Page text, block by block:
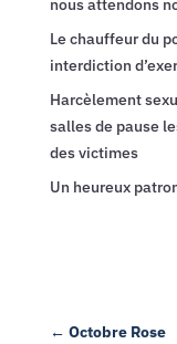
nous attendons
Le chauffeur du
interdiction
Harcèlement
salles de pause
des victimes
Un heureux
← Octobre Rose